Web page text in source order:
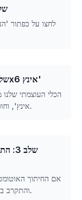
שלב 1: העלו
לחצו על כפתור
שלב 2: שינוי גודל אוטומטי ל-4x6 אינץ'
הכלי העוצמתי
שלכם ל-4x6 אינץ', וחוסך לכם זמן ומאמץ.
שלב
אם החיתוך
והתקרב בתמונה כדי למקד את החלק הרצוי.